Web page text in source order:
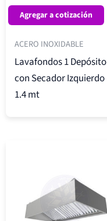
Agregar a cotización
ACERO INOXIDABLE
Lavafondos 1 Depósito
con Secador Izquierdo
1.4 mt